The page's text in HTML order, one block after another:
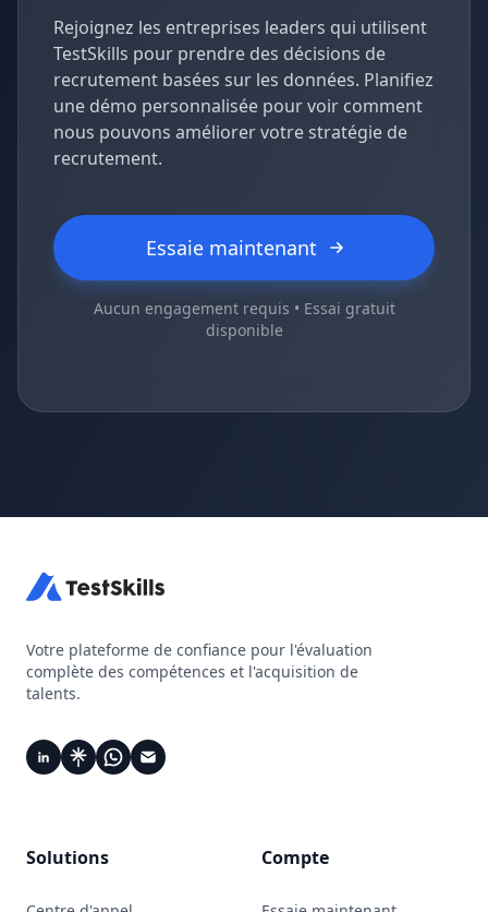
Rejoignez les entreprises leaders qui utilisent
TestSkills pour prendre des décisions de
recrutement basées sur les données. Planifiez
une démo personnalisée pour voir comment
nous pouvons améliorer votre stratégie de
recrutement.
Essaie maintenant
Aucun engagement requis • Essai gratuit
disponible
Votre plateforme de confiance pour l'évaluation
complète des compétences et l'acquisition de
talents.
Solutions Compte